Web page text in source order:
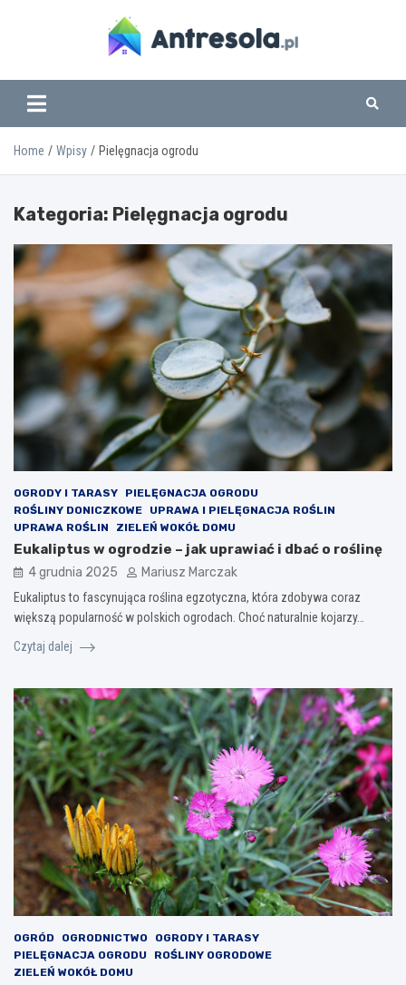
www.antresola.pl
Home Wpisy Pielęgnacja ogrodu
Kategoria: Pielęgnacja ogrodu
OGRODY I TARASY
PIELĘGNACJA OGRODU
ROŚLINY DONICZKOWE
UPRAWA I PIELĘGNACJA ROŚLIN
UPRAWA ROŚLIN
ZIELEŃ WOKÓŁ DOMU
Eukaliptus w ogrodzie – jak uprawiać i dbać o roślinę
4 grudnia 2025 Mariusz Marczak
Eukaliptus to fascynująca roślina egzotyczna, która zdobywa coraz
większą popularność w polskich ogrodach. Choć naturalnie kojarzy…
Czytaj dalej
OGRÓD OGRODNICTWO
OGRODY I TARASY
PIELĘGNACJA OGRODU
ROŚLINY OGRODOWE
ZIELEŃ WOKÓŁ DOMU